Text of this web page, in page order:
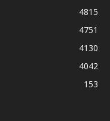
4815
4751
4130
4042
153